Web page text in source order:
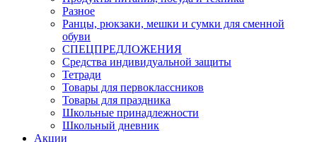
Разное
Ранцы, рюкзаки, мешки и сумки для сменной
обуви
СПЕЦПРЕДЛОЖЕНИЯ
Средства индивидуальной защиты
Тетради
Товары для первоклассников
Товары для праздника
Школьные принадлежности
Школьный дневник
Акции